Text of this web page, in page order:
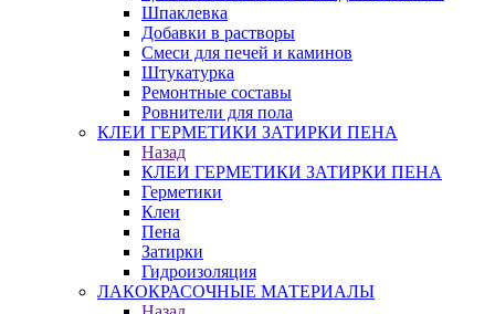
Шпаклевка
Добавки в растворы
Смеси для печей и каминов
Штукатурка
Ремонтные составы
Ровнители для пола
КЛЕИ ГЕРМЕТИКИ ЗАТИРКИ ПЕНА
Назад
КЛЕИ ГЕРМЕТИКИ ЗАТИРКИ ПЕНА
Герметики
Клеи
Пена
Затирки
Гидроизоляция
ЛАКОКРАСОЧНЫЕ МАТЕРИАЛЫ